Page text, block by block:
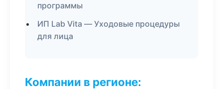
программы
ИП Lab Vita — Уходовые процедуры
для лица
Компании в регионе: